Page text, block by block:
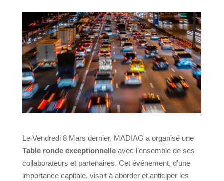
Le Vendredi 8 Mars dernier, MADIAG a organisé une
Table ronde exceptionnelle avec l’ensemble de ses
collaborateurs et partenaires. Cet événement, d’une
importance capitale, visait à aborder et anticiper les